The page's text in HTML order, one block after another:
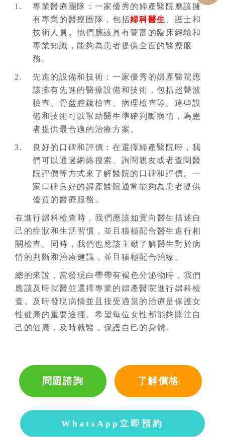
專業醫療團隊：一家優秀的婦產醫院應該擁
有專業的醫療團隊，包括婦科醫生
、護士和
技術人員。他們應該具有豐富的臨床經驗和
專業知識，能夠為患者提供全面的醫療服
務。
先進的設備和技術：一家優秀的婦產醫院應
該擁有先進的醫療設備和技術，包括超聲波
檢查、骨盆腔鏡檢查、病理檢查等。這些設
備和技術可以幫助醫生準確判斷病情，為患
者提供最合適的治療方案。
良好的口碑和評價：在選擇婦產醫院時，我
們可以通過網絡搜索、詢問親友或者查閱醫
院評價等方式來了解醫院的口碑和評價。一
家口碑良好的婦產醫院通常能夠為患者提供
優質的醫療服務。
在進行婦科檢查時，我們應該如實向醫生描述自
己的症狀和生活習慣，並且積極配合醫生進行相
關檢查。同時，我們也應該主動了解醫生對於病
情的判斷和治療建議，並且積極配合治療。
總的來說，當發現白帶帶有褐色分泌物時，我們
應該及時就醫並選擇專業的婦產醫院進行婦科檢
查。及時發現病情並且接受適當的治療是保護女
性健康的重要途徑。希望每位女性都能夠關注自
己的健康，及時就醫，保護自己的身體。
問題諮詢 了解價格
WhatsApp立即預約